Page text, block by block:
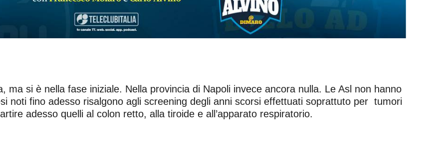
ma si è nella fase iniziale. Nella provincia di Napoli invece ancora nulla. Le Asl non hanno
noti fino adesso risalgono agli screening degli anni scorsi effettuati soprattuto per tumori
adesso quelli al colon retto, alla tiroide e all’apparato respiratorio.